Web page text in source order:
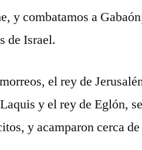
y combatamos a
de Israel.
el rey de
y el rey de Eglón,
y acamparon cerca